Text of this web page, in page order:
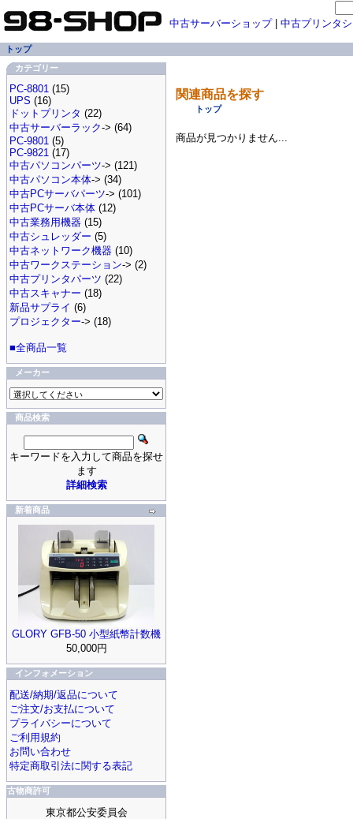
関連商品を探す
トップ
商品が見つかりません...
中古サーバーショップ| 中古プリンタ
トップ
カテゴリー
PC-8801 (15)
UPS (16)
ドットプリンタ (22)
中古サーバーラック-> (64)
PC-9801 (5)
PC-9821 (17)
中古パソコンパーツ-> (121)
中古パソコン本体-> (34)
中古PCサーバパーツ-> (101)
中古PCサーバ本体 (12)
中古業務用機器 (15)
中古シュレッダー (5)
中古ネットワーク機器 (10)
中古ワークステーション-> (2)
中古プリンタパーツ (22)
中古スキャナー (18)
新品サプライ (6)
プロジェクター-> (18)
■全商品一覧
メーカー
商品検索
キーワードを入力して商品を探せ
ます
詳細検索
新着商品
GLORY GFB-50 小型紙幣計数機
50,000円
インフォメーション
配送/納期/返品について
ご注文/お支払について
プライバシーについて
ご利用規約
お問い合わせ
特定商取引法に関する表記
古物商許可
東京都公安委員会